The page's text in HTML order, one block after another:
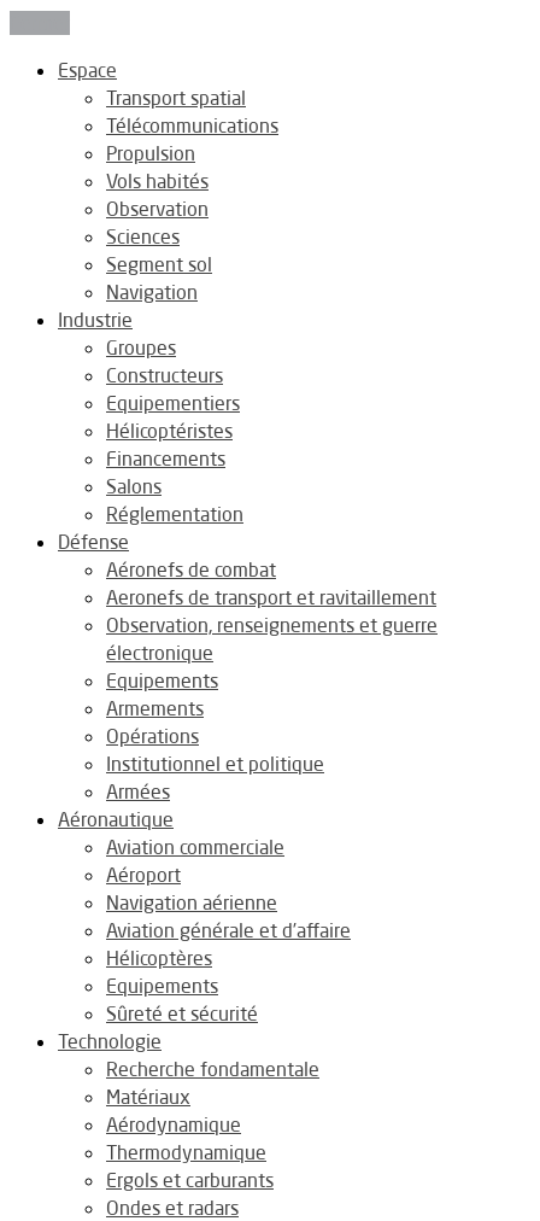
Espace
Transport spatial
Télécommunications
Propulsion
Vols habités
Observation
Sciences
Segment sol
Navigation
Industrie
Groupes
Constructeurs
Equipementiers
Hélicoptéristes
Financements
Salons
Réglementation
Défense
Aéronefs de combat
Aeronefs de transport et ravitaillement
Observation, renseignements et guerre
électronique
Equipements
Armements
Opérations
Institutionnel et politique
Armées
Aéronautique
Aviation commerciale
Aéroport
Navigation aérienne
Aviation générale et d’affaire
Hélicoptères
Equipements
Sûreté et sécurité
Technologie
Recherche fondamentale
Matériaux
Aérodynamique
Thermodynamique
Ergols et carburants
Ondes et radars